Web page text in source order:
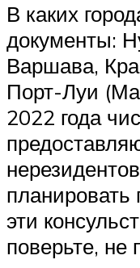
В каких
документы:
Варшава,
Порт-Луи
2022 года
планировать
эти
поверьте, не